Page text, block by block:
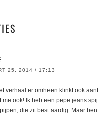
25, 2014 / 17:13
verhaal er omheen klinkt ook
me ook! Ik heb een pepe jeans
die zit best aardig. Maar